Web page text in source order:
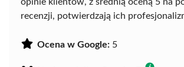
recenzji, potwierdzają ich
Ocena w Google: 5